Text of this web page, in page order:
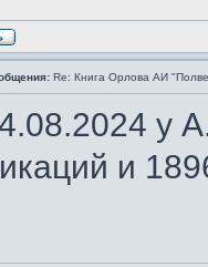
Re: Книга Орлова АИ
у
и